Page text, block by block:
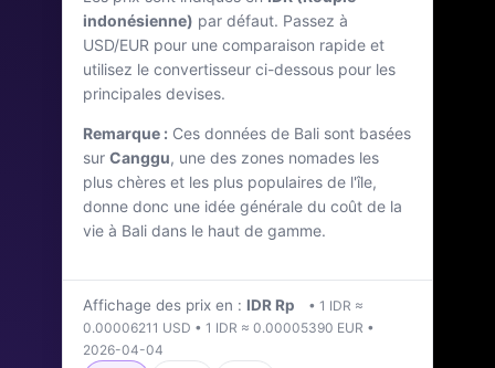
Dernière mise à jour : avril 2026
indonésienne) par défaut. Passez à
USD/EUR pour une comparaison rapide et
utilisez le convertisseur ci-dessous pour les
principales devises.
Remarque : Ces données de Bali sont basées
sur Canggu, une des zones nomades les
plus chères et les plus populaires de l'île,
donne donc une idée générale du coût de la
vie à Bali dans le haut de gamme.
Affichage des prix en : IDR Rp
• 1 IDR ≈
0.00006211 USD • 1 IDR ≈ 0.00005390 EUR •
2026-04-04